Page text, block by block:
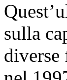
sulla
diverse